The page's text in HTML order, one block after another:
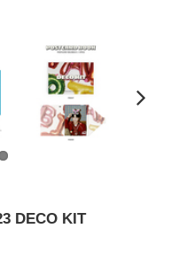
DECO KIT